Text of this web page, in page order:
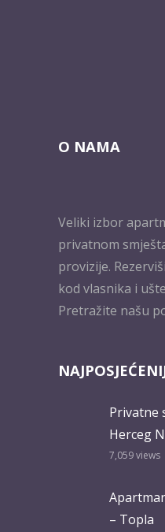
O NAMA
Veliki izbor
privatnom
provizije.
kod vlasnika i
Pretražite našu
Privatne
Herceg
7,059views
– Topla